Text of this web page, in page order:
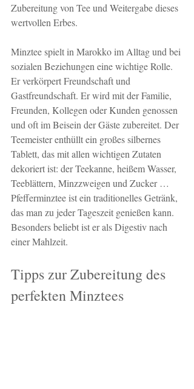
Zubereitung von Tee und Weitergabe dieses
wertvollen Erbes.
Minztee spielt in Marokko im Alltag und bei
sozialen Beziehungen eine wichtige Rolle.
Er verkörpert Freundschaft und
Gastfreundschaft. Er wird mit der Familie,
Freunden, Kollegen oder Kunden genossen
und oft im Beisein der Gäste zubereitet. Der
Teemeister enthüllt ein großes silbernes
Tablett, das mit allen wichtigen Zutaten
dekoriert ist: der Teekanne, heißem Wasser,
Teeblättern, Minzzweigen und Zucker …
Pfefferminztee ist ein traditionelles Getränk,
das man zu jeder Tageszeit genießen kann.
Besonders beliebt ist er als Digestiv nach
einer Mahlzeit.
Tipps zur Zubereitung des
perfekten Minztees